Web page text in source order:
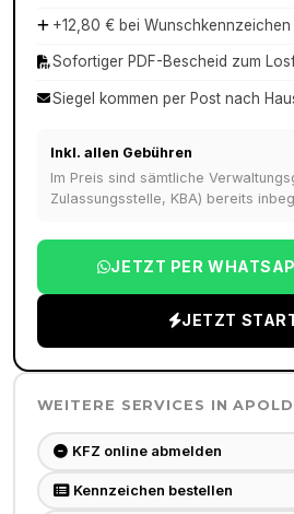
+12,80 € bei Wunschkennzeichen
Sofortiger PDF-Bescheid zum
Siegel kommen per Post nach
Inkl. allen Gebühren
Im Preis sind sämtliche
Zulassungsstelle, KBA) bereits
JETZT PER
JETZT
WEITERE SERVICES IN
KFZ online abmelden
Kennzeichen bestellen